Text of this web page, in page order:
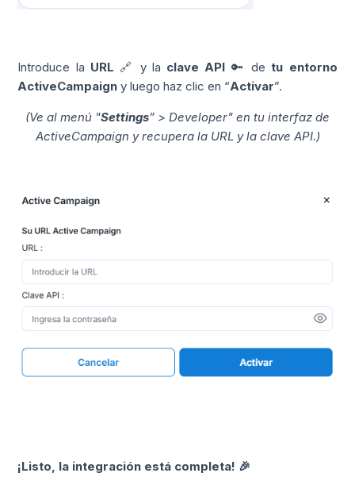
Introduce la URL 🔗 y la clave API 🔑 detu entorno
ActiveCampaign y luego haz clic en “Activar”.
(Ve al menú "Settings” > Developer" en tu interfaz de
ActiveCampaign y recupera la URL y la clave API.)
¡Listo, la integración está completa! 🎉